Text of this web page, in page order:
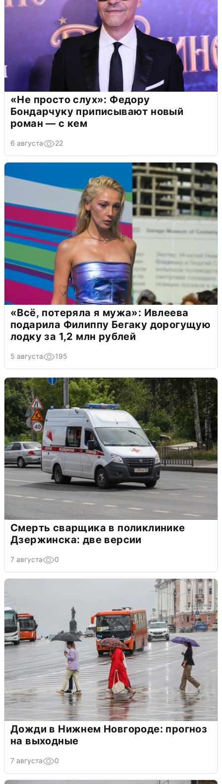
«Не просто слух»: Федору
Бондарчуку приписывают новый
роман — с кем
6 августа 22
«Всё, потеряла я мужа»: Ивлеева
подарила Филиппу Бегаку дорогущую
лодку за 1,2 млн рублей
5 августа 195
Смерть сварщика в поликлинике
Дзержинска: две версии
7 августа 0
Дожди в Нижнем Новгороде: прогноз
на выходные
7 августа 0